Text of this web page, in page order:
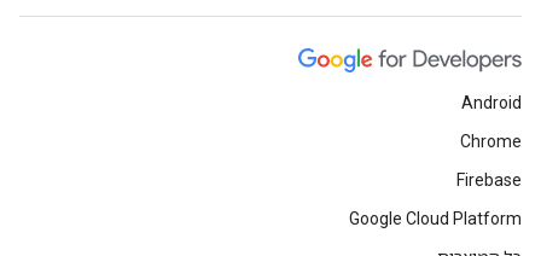
Android
Chrome
Firebase
Google Cloud Platform